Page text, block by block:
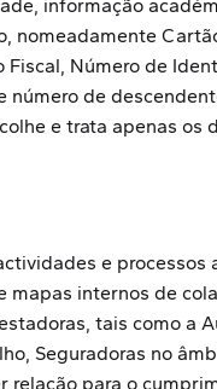
informação
Número de
número de
e trata apenas
e
internos de
tais como a
Seguradoras no
para o